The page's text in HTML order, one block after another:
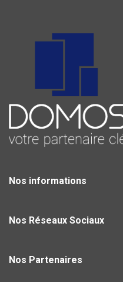
Nos informations
Nos Réseaux Sociaux
Nos Partenaires